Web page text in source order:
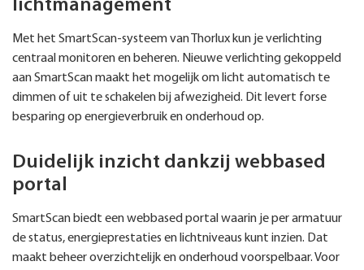
lichtmanagement
Met het SmartScan-systeem van Thorlux kun je verlichting
centraal monitoren en beheren. Nieuwe verlichting gekoppeld
aan SmartScan maakt het mogelijk om licht automatisch te
dimmen of uit te schakelen bij afwezigheid. Dit levert forse
besparing op energieverbruik en onderhoud op.
Duidelijk inzicht dankzij webbased
portal
SmartScan biedt een webbased portal waarin je per armatuur
de status, energieprestaties en lichtniveaus kunt inzien. Dat
maakt beheer overzichtelijk en onderhoud voorspelbaar. Voor